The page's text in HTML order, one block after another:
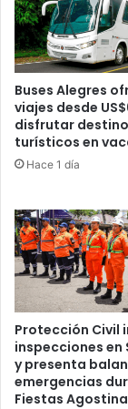
Buses Alegres
viajes desde
disfrutar
turísticos en
Hace 1 día
Protección Civil
inspecciones en
y presenta
emergencias
Fiestas